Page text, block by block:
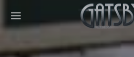
Cookies management panel